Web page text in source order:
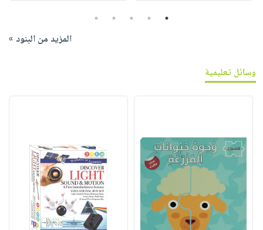
1
2
3
4
5
المزيد من البنود »
وسائل تعليمية